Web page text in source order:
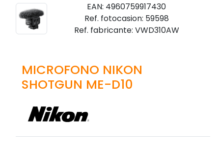
EAN: 4960759917430
Ref. fotocasion: 59598
Ref. fabricante: VWD310AW
MICROFONO NIKON
SHOTGUN ME-D10